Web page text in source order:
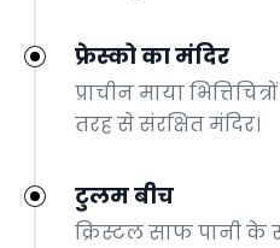
फ्रेस्को का मंदिर
प्राचीन माया
तरह से संरक्षित मंदिर।
टुलम बीच
क्रिस्टल साफ पानी के